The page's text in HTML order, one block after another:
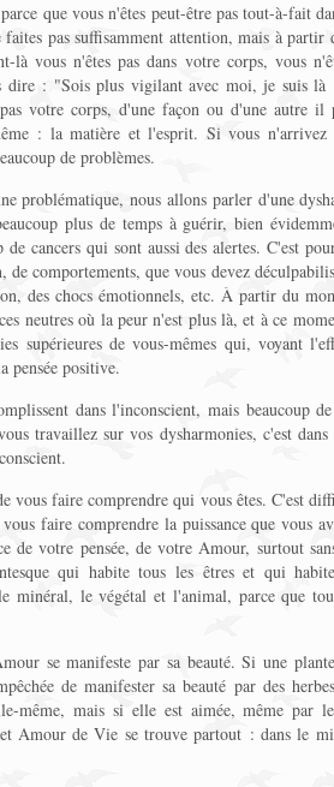
que vous n'êtes peut-être pas tout-à-fait
pas suffisamment attention, mais à
là vous n'êtes pas dans votre corps, vous
dire : "Sois plus vigilant avec moi, je suis
votre corps, d'une façon ou d'une autre il
: la matière et l'esprit. Si vous
de problèmes.
problématique, nous allons parler d'une
plus de temps à guérir, bien
de cancers qui sont aussi des alertes. C'est
de comportements, que vous devez
des chocs émotionnels, etc. À partir du
neutres où la peur n'est plus là, et à ce
supérieures de vous-mêmes qui, voyant
pensée positive.
dans l'inconscient, mais beaucoup
travaillez sur vos dysharmonies, c'est
vous faire comprendre qui vous êtes. C'est
faire comprendre la puissance que vous
de votre pensée, de votre Amour, surtout
qui habite tous les êtres et qui
le végétal et l'animal, parce que
se manifeste par sa beauté. Si une
de manifester sa beauté par des
même, mais si elle est aimée, même par
Amour de Vie se trouve partout : dans le